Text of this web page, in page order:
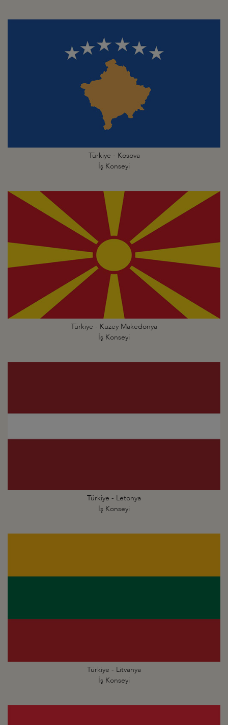
Türkiye - Kosova
İş Konseyi
Türkiye - Kuzey Makedonya
İş Konseyi
Türkiye - Letonya
İş Konseyi
Türkiye - Litvanya
İş Konseyi